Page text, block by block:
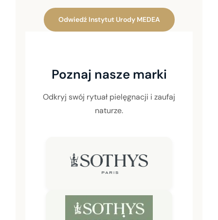
Odwiedź Instytut Urody MEDEA
Poznaj nasze marki
Odkryj swój rytuał pielęgnacji i zaufaj
naturze.